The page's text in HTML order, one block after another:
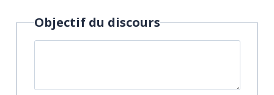
Objectif du discours